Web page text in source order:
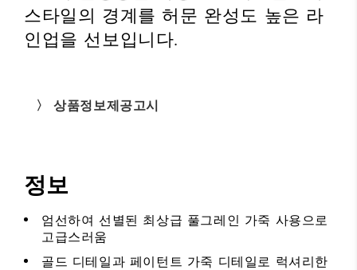
스타일의 경계를 허문 완성도 높은 라
인업을 선보입니다.
〉 상품정보제공고시
정보
엄선하여 선별된 최상급 풀그레인 가죽 사용으로
고급스러움
골드 디테일과 페이턴트 가죽 디테일로 럭셔리한